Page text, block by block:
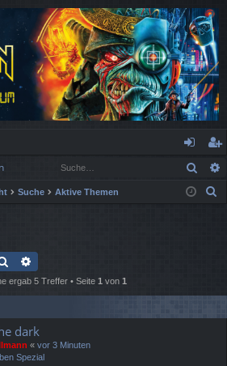
n
m
eg
ist
Suche Aktive Themen
Suche
ergab 5 Treffer • Seite 1von 1
dark
« vor 3 Minuten
Spezial